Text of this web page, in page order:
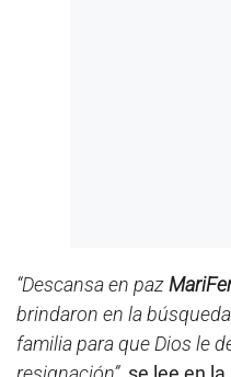
“Descansa en paz
brindaron en la
familia para que Dios le